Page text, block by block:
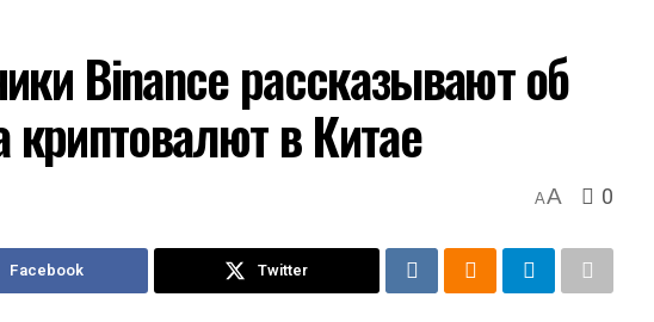
Binance рассказывают об
криптовалют в Китае
AA 0
Facebook Twitter